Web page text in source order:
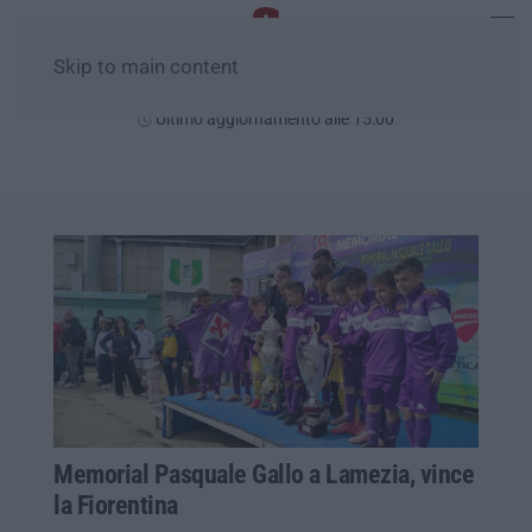
Skip to main content
Ultimo aggiornamento alle 15:00
Memorial Pasquale Gallo a Lamezia, vince
la Fiorentina